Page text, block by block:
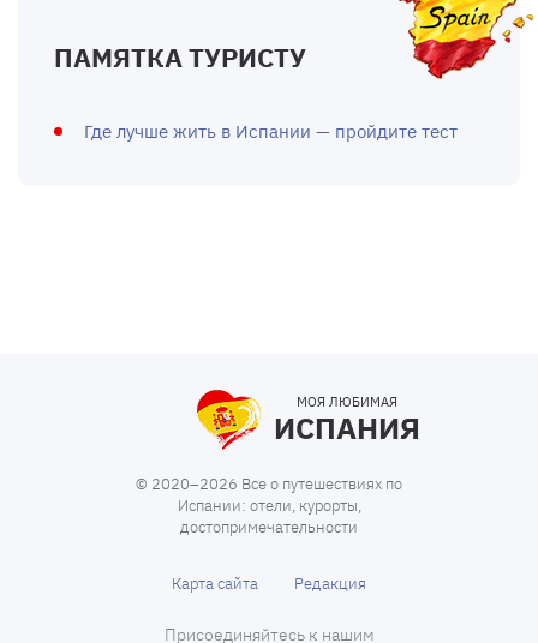
ПАМЯТКА ТУРИСТУ
Где лучше жить в Испании — пройдите тест
МОЯ ЛЮБИМАЯ
ИСПАНИЯ
© 2020–2026 Все о путешествиях по
Испании: отели, курорты,
достопримечательности
Карта сайта Редакция
Присоединяйтесь к нашим